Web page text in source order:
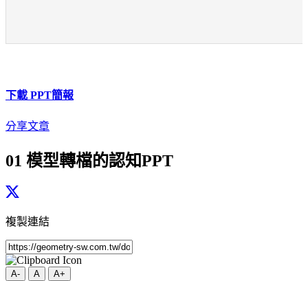
下載 PPT簡報
分享文章
01 模型轉檔的認知PPT
複製連結
A- A A+